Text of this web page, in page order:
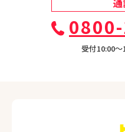
受付10:00〜